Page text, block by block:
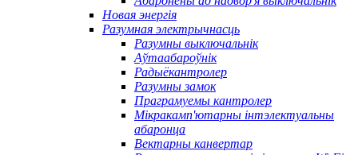
Новая энергія
Разумная электрычнасць
Разумны выключальнік
Аўтаабароўнік
Радыёкантролер
Разумны замок
Праграмуемы кантролер
Мікракамп'ютарны інтэлектуальны
абаронца
Вектарны канвертар